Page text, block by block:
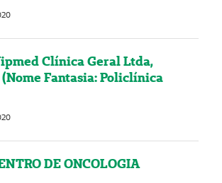
Clínica Geral Ltda,
Fantasia: Policlínica
DE ONCOLOGIA